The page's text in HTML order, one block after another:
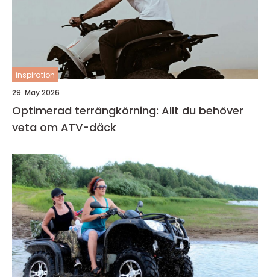
inspiration
29. May 2026
Optimerad terrängkörning: Allt du behöver
veta om ATV-däck